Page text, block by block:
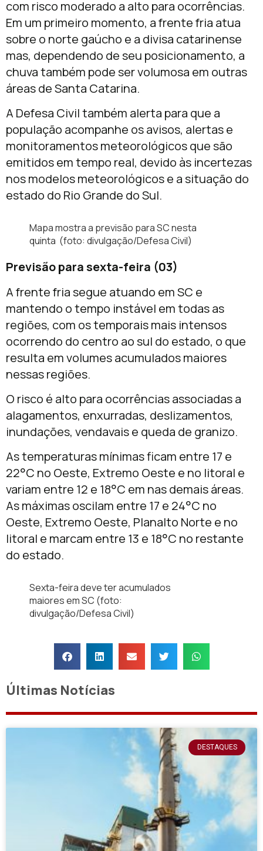
com risco moderado a alto para ocorrências.
Em um primeiro momento, a frente fria atua
sobre o norte gaúcho e a divisa catarinense
mas, dependendo de seu posicionamento, a
chuva também pode ser volumosa em outras
áreas de Santa Catarina.
A Defesa Civil também alerta para que a
população acompanhe os avisos, alertas e
monitoramentos meteorológicos que são
emitidos em tempo real, devido às incertezas
nos modelos meteorológicos e a situação do
estado do Rio Grande do Sul.
Mapa mostra a previsão para SC nesta
quinta (foto: divulgação/Defesa Civil)
Previsão para sexta-feira (03)
A frente fria segue atuando em SC e
mantendo o tempo instável em todas as
regiões, com os temporais mais intensos
ocorrendo do centro ao sul do estado, o que
resulta em volumes acumulados maiores
nessas regiões.
O risco é alto para ocorrências associadas a
alagamentos, enxurradas, deslizamentos,
inundações, vendavais e queda de granizo.
As temperaturas mínimas ficam entre 17 e
22°C no Oeste, Extremo Oeste e no litoral e
variam entre 12 e 18°C em nas demais áreas.
As máximas oscilam entre 17 e 24°C no
Oeste, Extremo Oeste, Planalto Norte e no
litoral e marcam entre 13 e 18°C no restante
do estado.
Sexta-feira deve ter acumulados
maiores em SC (foto:
divulgação/Defesa Civil)
Últimas Notícias
DESTAQUES